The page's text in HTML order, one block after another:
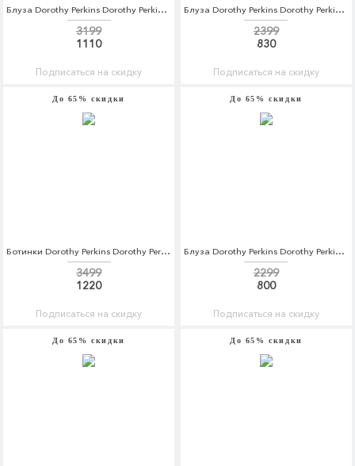
Блуза Dorothy Perkins Dorothy Perkins DO005EWBTNZ4
3199
1110
Подписаться на скидку
Блуза Dorothy Perkins Dorothy Perkins DO005EWBTOB6
2399
830
Подписаться на скидку
До 65% скидки
Ботинки Dorothy Perkins Dorothy Perkins DO005AWCWBB0
3499
1220
Подписаться на скидку
До 65% скидки
Блуза Dorothy Perkins Dorothy Perkins DO005EWBJDH3
2299
800
Подписаться на скидку
До 65% скидки До 65% скидки